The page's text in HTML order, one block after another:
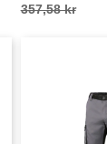
357,58 kr